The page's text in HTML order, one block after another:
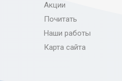
Акции
Почитать
Наши работы
Карта сайта